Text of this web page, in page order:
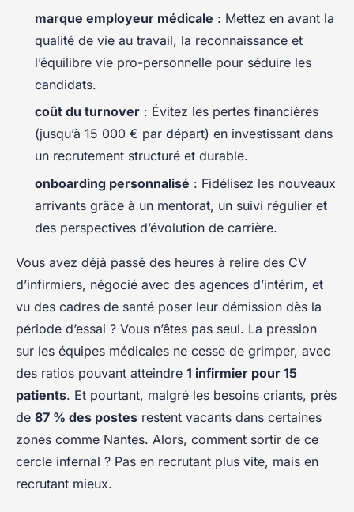
marque employeur médicale : Mettez en avant la
qualité de vie au travail, la reconnaissance et
l’équilibre vie pro-personnelle pour séduire les
candidats.
coût du turnover : Évitez les pertes financières
(jusqu’à 15 000 € par départ) en investissant dans
un recrutement structuré et durable.
onboarding personnalisé : Fidélisez les nouveaux
arrivants grâce à un mentorat, un suivi régulier et
des perspectives d’évolution de carrière.
Vous avez déjà passé des heures à relire des CV
d’infirmiers, négocié avec des agences d’intérim, et
vu des cadres de santé poser leur démission dès la
période d’essai ? Vous n’êtes pas seul. La pression
sur les équipes médicales ne cesse de grimper, avec
des ratios pouvant atteindre 1 infirmier pour 15
patients. Et pourtant, malgré les besoins criants, près
de 87 % des postes restent vacants dans certaines
zones comme Nantes. Alors, comment sortir de ce
cercle infernal ? Pas en recrutant plus vite, mais en
recrutant mieux.